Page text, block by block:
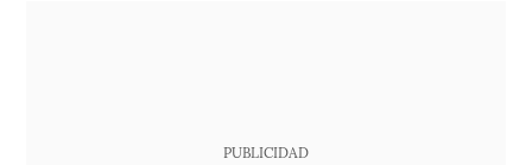
PUBLICIDAD